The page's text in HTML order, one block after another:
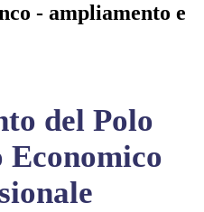
- ampliamento e
del Polo
Economico